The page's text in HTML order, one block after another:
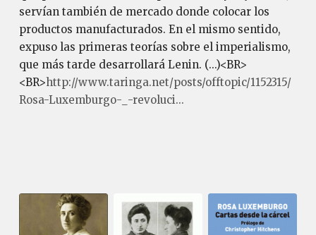
servían también de mercado donde colocar los
productos manufacturados. En el mismo sentido,
expuso las primeras teorías sobre el imperialismo,
que más tarde desarrollará Lenin. (...)<BR>
<BR>http://www.taringa.net/posts/offtopic/1152315/
Rosa-Luxemburgo-_-revoluci...